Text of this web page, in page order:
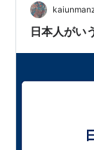
日本人がい